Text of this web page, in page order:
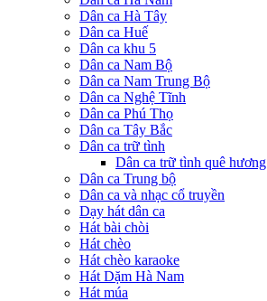
Dân ca Hà Tây
Dân ca Huế
Dân ca khu 5
Dân ca Nam Bộ
Dân ca Nam Trung Bộ
Dân ca Nghệ Tĩnh
Dân ca Phú Thọ
Dân ca Tây Bắc
Dân ca trữ tình
Dân ca trữ tình quê hương
Dân ca Trung bộ
Dân ca và nhạc cổ truyền
Dạy hát dân ca
Hát bài chòi
Hát chèo
Hát chèo karaoke
Hát Dặm Hà Nam
Hát múa